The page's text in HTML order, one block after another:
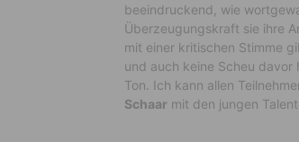
beeindruckend, wie
Überzeugungskraft sie ihre
mit einer kritischen Stimme
und auch keine Scheu
Ton. Ich kann allen
Schaar mit den jungen